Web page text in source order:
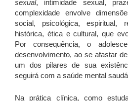
sexual, intimidade sexual,
complexidade envolve
social, psicológica, espiritual,
histórica, ética e cultural, que
Por consequência, o
desenvolvimento, ao se afastar
um dos pilares de sua
seguirá com a saúde mental
Na prática clínica, como